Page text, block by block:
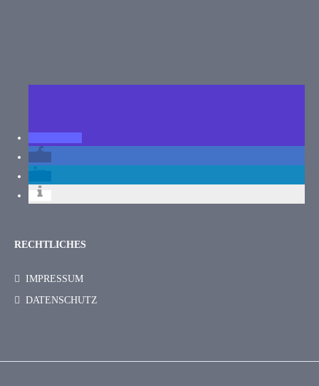
RECHTLICHES
IMPRESSUM
DATENSCHUTZ